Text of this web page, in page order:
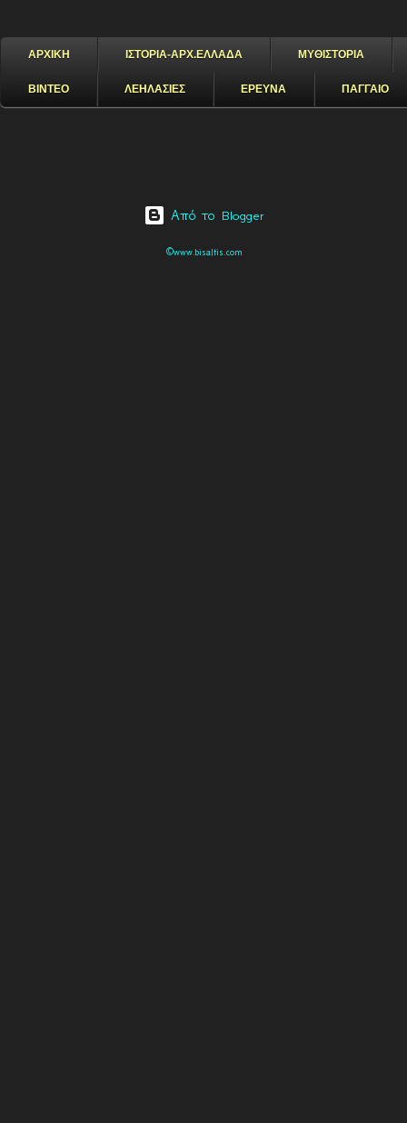
ΑΡΧΙΚΗ ΙΣΤΟΡΙΑ-ΑΡΧ.ΕΛΛΑΔΑ ΜΥΘΙΣΤΟΡΙΑ
ΒΙΝΤΕΟ ΛΕΗΛΑΣΙΕΣ ΕΡΕΥΝΑ ΠΑΓΓΑΙΟ
Από το Blogger
©www.bisaltis.com